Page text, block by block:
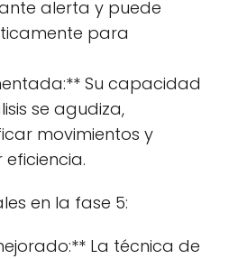
alerta y puede
para
Su capacidad
se agudiza,
movimientos y
en la fase 5:
La técnica de